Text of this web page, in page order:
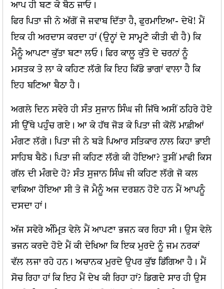
ਆਪ ਹੀ ਬਣ ਕੇ ਬੈਠ ਜਾਓ।
ਫਿਰ ਪਿਤਾ ਜੀ ਨੇ ਅੱਗੋਂ ਜੋ ਜਵਾਬ ਦਿੱਤਾ ਹੈ, ਫੁਰਮਾਇਆ- ਦੇਖੋ! ਮੈਂ
ਇਕ ਹੀ ਅਰਦਾਸ ਕਰਦਾ ਹਾਂ (ਉਨ੍ਹਾਂ ਦੇ ਸਾਮ੍ਹਣੇ ਕੀਤੀ ਵੀ ਹੈ) ਕਿ
ਮੈਨੂੰ ਆਪਣਾ ਕੁੱਤਾ ਬਣਾ ਲਓ। ਫਿਰ ਕਾਲੂ ਕੁੱਤੇ ਦੇ ਚਰਨਾਂ ਨੂੰ
ਮਸਤਕ ਤੇ ਲਾ ਕੇ ਕਹਿਣ ਲੱਗੇ ਕਿ ਇਹ ਕਿੱਡੇ ਭਾਗਾਂ ਵਾਲਾ ਹੈ ਕਿ
ਇਹ ਬਣਿਆ ਬੈਠਾ ਹੈ।
ਅਗਲੇ ਦਿਨ ਸਵੇਰੇ ਹੀ ਸੰਤ ਸੁਜਾਨ ਸਿੰਘ ਜੀ ਜਿੱਥੇ ਅਸੀਂ ਠਹਿਰੇ ਹੋਏ
ਸੀ ਉੱਥੇ ਪਹੁੰਚ ਗਏ। ਆ ਕੇ ਹੱਥ ਜੋੜ ਕੇ ਪਿਤਾ ਜੀ ਕੋਲੋਂ ਮਾਫ਼ੀਆਂ
ਮੰਗਣ ਲੱਗੇ। ਪਿਤਾ ਜੀ ਨੇ ਬੜੇ ਪਿਆਰ ਸਤਿਕਾਰ ਨਾਲ ਕਿਹਾ ਭਾਈ
ਸਾਹਿਬ ਬੈਠੋ। ਪਿਤਾ ਜੀ ਕਹਿਣ ਲੱਗੇ ਕੀ ਹੋਇਆ? ਤੁਸੀਂ ਮਾਫੀ ਕਿਸ
ਗੱਲ ਦੀ ਮੰਗਦੇ ਹੋ? ਸੰਤ ਸੁਜਾਨ ਸਿੰਘ ਜੀ ਕਹਿਣ ਲੱਗੇ ਜੋ ਕਲ
ਵਾਕਿਆ ਹੋਇਆ ਸੀ ਤੇ ਜੋ ਮੈਨੂੰ ਅਜ ਦਰਸ਼ਨ ਹੋਏ ਹਨ ਮੈਂ ਆਪਨੂੰ
ਦਸਦਾ ਹਾਂ।
ਅੱਜ ਸਵੇਰੇ ਅੰਮ੍ਰਿਤ ਵੇਲੇ ਮੈਂ ਆਪਣਾ ਭਜਨ ਕਰ ਰਿਹਾ ਸੀ। ਉਸ ਵੇਲੇ
ਭਜਨ ਕਰਦੇ ਹੋਏ ਮੈਂ ਕੀ ਦੇਖਿਆ ਕਿ ਇਕ ਮੁਰਦੇ ਨੂੰ ਜਮ ਨਰਕਾਂ
ਵੱਲ ਲਜਾ ਰਹੇ ਹਨ। ਅਚਾਨਕ ਮੁਰਦੇ ਉਪਰ ਕੁੱਝ ਡਿੱਗਿਆ ਹੈ। ਮੈਂ
ਸੋਚ ਰਿਹਾ ਹਾਂ ਕਿ ਇਹ ਮੈਂ ਦੇਖ ਕੀ ਰਿਹਾ ਹਾਂ? ਡਿਗਦੇ ਸਾਰ ਹੀ ਉਸ